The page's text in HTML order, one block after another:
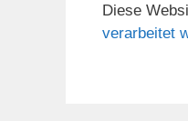
Diese
verarbeitet